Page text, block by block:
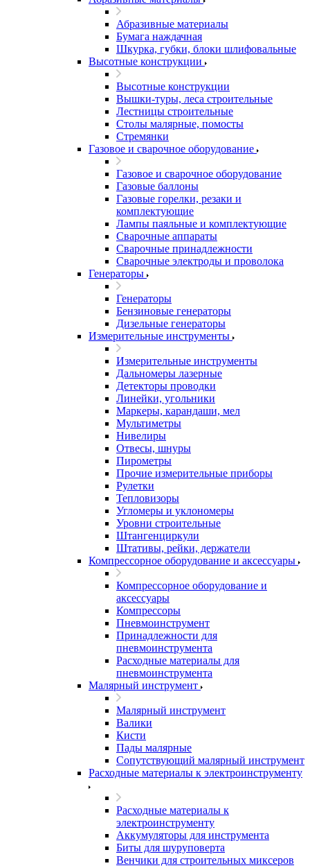
Абразивные материалы
Бумага наждачная
Шкурка, губки, блоки шлифовальные
Высотные конструкции
Высотные конструкции
Вышки-туры, леса строительные
Лестницы строительные
Столы малярные, помосты
Стремянки
Газовое и сварочное оборудование
Газовое и сварочное оборудование
Газовые баллоны
Газовые горелки, резаки и
комплектующие
Лампы паяльные и комплектующие
Сварочные аппараты
Сварочные принадлежности
Сварочные электроды и проволока
Генераторы
Генераторы
Бензиновые генераторы
Дизельные генераторы
Измерительные инструменты
Измерительные инструменты
Дальномеры лазерные
Детекторы проводки
Линейки, угольники
Маркеры, карандаши, мел
Мультиметры
Нивелиры
Отвесы, шнуры
Пирометры
Прочие измерительные приборы
Рулетки
Тепловизоры
Угломеры и уклономеры
Уровни строительные
Штангенциркули
Штативы, рейки, держатели
Компрессорное оборудование и аксессуары
Компрессорное оборудование и
аксессуары
Компрессоры
Пневмоинструмент
Принадлежности для
пневмоинструмента
Расходные материалы для
пневмоинструмента
Малярный инструмент
Малярный инструмент
Валики
Кисти
Пады малярные
Сопутствующий малярный инструмент
Расходные материалы к электроинструменту
Расходные материалы к
электроинструменту
Аккумуляторы для инструмента
Биты для шуруповерта
Венчики для строительных миксеров